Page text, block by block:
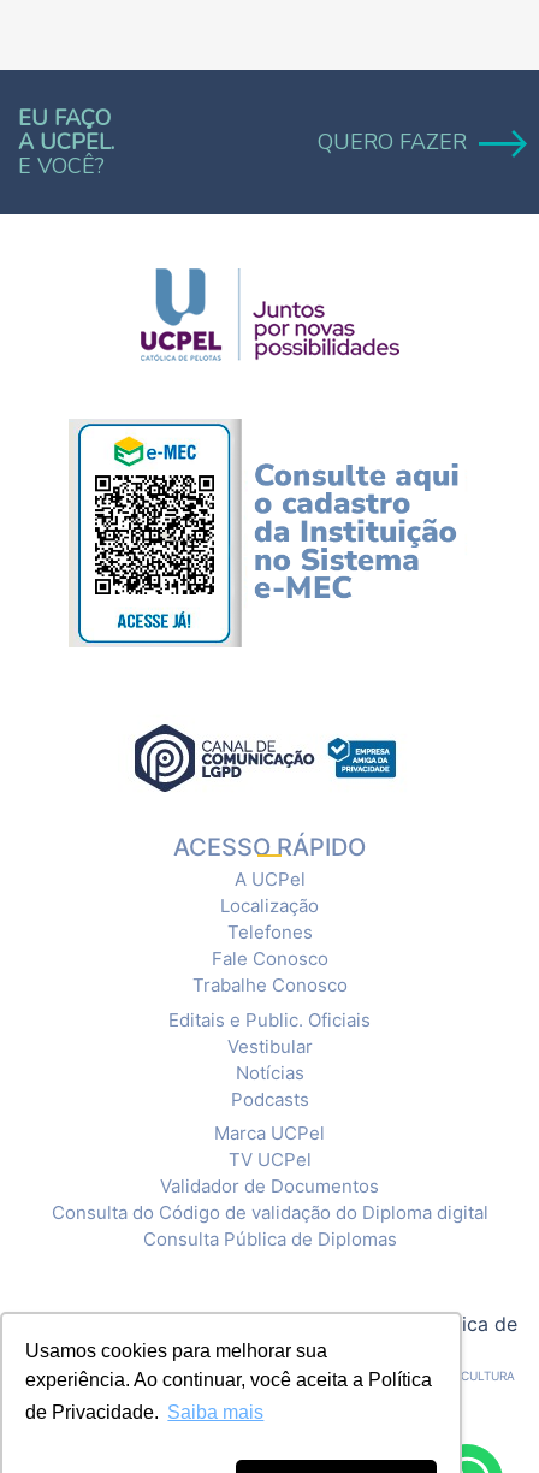
Usamos cookies para melhorar sua
experiência. Ao continuar, você aceita a Política
de Privacidade. Saiba mais
EU FAÇO
A UCPEL.
E VOCÊ?
QUERO FAZER
ACESSO RÁPIDO
A UCPel
Localização
Telefones
Fale Conosco
Trabalhe Conosco
Editais e Public. Oficiais
Vestibular
Notícias
Podcasts
Marca UCPel
TV UCPel
Validador de Documentos
Consulta do Código de validação do Diploma digital
Consulta Pública de Diplomas
Política de
Privacidade
CNPJ: 92.238.914/0001-03 - ASSOCIAÇÃO PELOTENSE DE ASSISTÊNCIA E CULTURA